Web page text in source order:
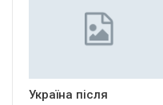
Україна після